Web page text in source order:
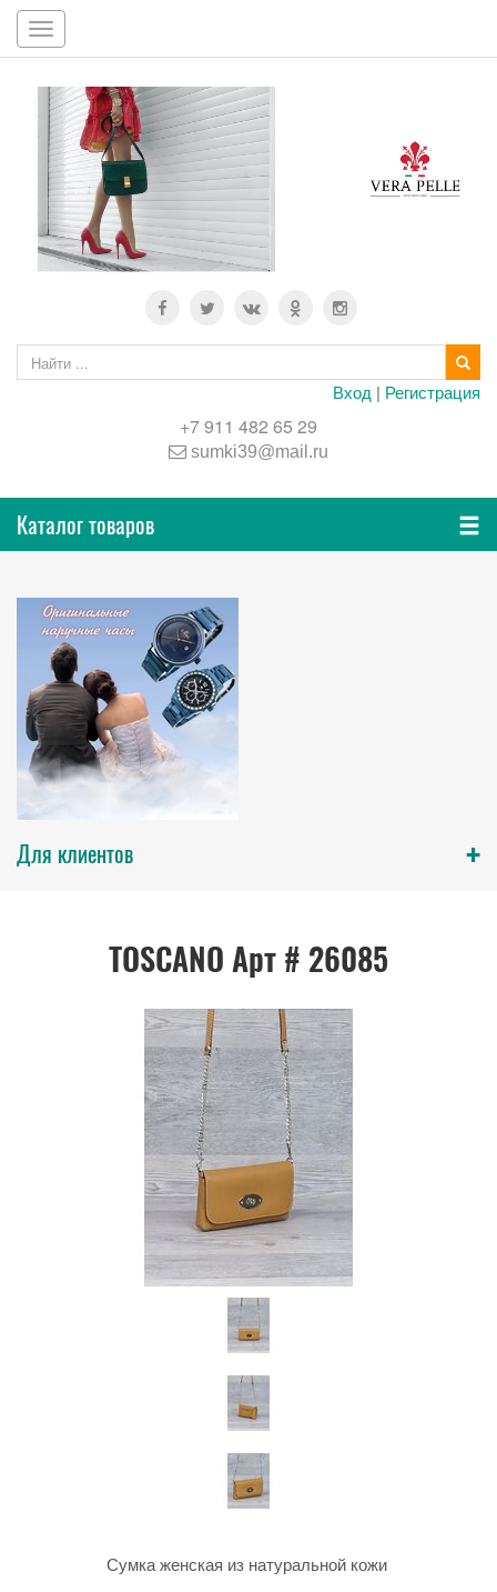
Toggle
navigation
Вход | Регистрация
+7 911 482 65 29
sumki39@mail.ru
Каталог товаров
Для клиентов +
TOSCANO Арт # 26085
Сумка женская из натуральной кожи